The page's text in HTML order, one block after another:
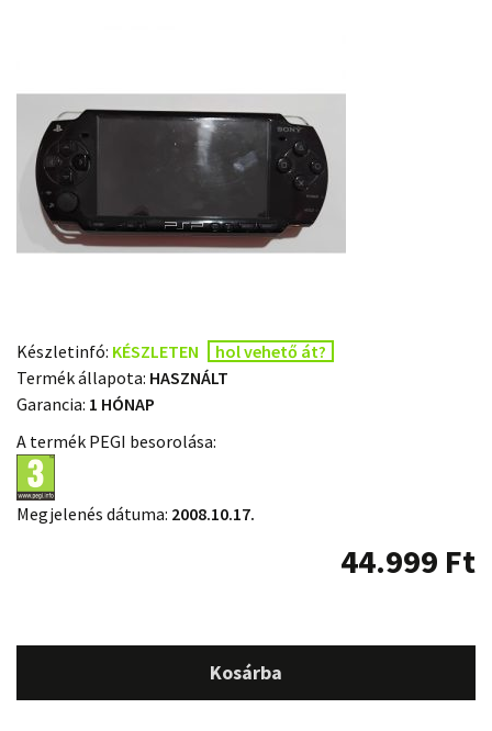
Készletinfó: KÉSZLETEN
hol vehető át?
Termék állapota: HASZNÁLT
Garancia: 1 HÓNAP
A termék PEGI besorolása:
Megjelenés dátuma: 2008.10.17.
44.999 Ft
Kosárba